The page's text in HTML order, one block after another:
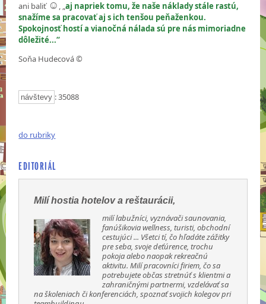
ani baliť ☺ , „aj napriek tomu, že naše náklady stále rastú,
snažíme sa pracovať aj s ich tenšou peňaženkou.
Spokojnosť hostí a vianočná nálada sú pre nás mimoriadne
dôležité...“
Soňa Hudecová ©
návštevy : 35088
do rubriky
EDITORIÁL
Milí hostia hotelov a reštaurácii,
milí labužníci, vyznávači saunovania,
fanúšikovia wellness, turisti, obchodní
cestujúci ... Všetci tí, čo hľadáte zážitky
pre seba, svoje deťúrence, trochu
pokoja alebo naopak rekreačnú
aktivitu. Milí pracovníci firiem, čo sa
potrebujete občas stretnúť s klientmi a
zahraničnými partnermi, vzdelávať sa
na školeniach či konferenciách, spoznať svojich kolegov pri